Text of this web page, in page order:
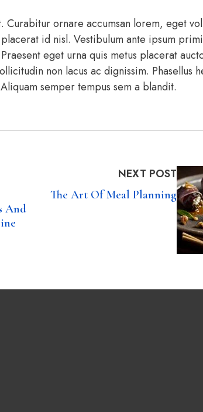
ornare accumsan lorem, eget
id nisl. Vestibulum ante ipsum
eget urna quis metus placerat
non lacus ac dignissim. Phasellus
semper tempus sem a blandit.
And
NEXT POST
The Art Of Meal Planning